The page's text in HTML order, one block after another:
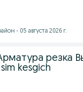
- 05 августа 2026 г.
резка
kesgich